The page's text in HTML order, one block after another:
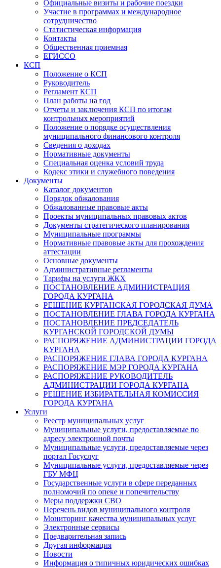
Официальные визиты и рабочие поездки
Участие в программах и международное
сотрудничество
Статистическая информация
Контакты
Общественная приемная
ЕГИССО
КСП
Положение о КСП
Руководитель
Регламент КСП
План работы на год
Отчеты и заключения КСП по итогам
контрольных мероприятий
Положение о порядке осуществления
муниципального финансового контроля
Сведения о доходах
Нормативные документы
Специальная оценка условий труда
Кодекс этики и служебного поведения
Документы
Каталог документов
Порядок обжалования
Обжалованные правовые акты
Проекты муниципальных правовых актов
Документы стратегического планирования
Муниципальные программы
Нормативные правовые акты для прохождения
аттестации
Основные документы
Административные регламенты
Тарифы на услуги ЖКХ
ПОСТАНОВЛЕНИЕ АДМИНИСТРАЦИЯ
ГОРОДА КУРГАНА
РЕШЕНИЕ КУРГАНСКАЯ ГОРОДСКАЯ ДУМА
ПОСТАНОВЛЕНИЕ ГЛАВА ГОРОДА КУРГАНА
ПОСТАНОВЛЕНИЕ ПРЕДСЕДАТЕЛЬ
КУРГАНСКОЙ ГОРОДСКОЙ ДУМЫ
РАСПОРЯЖЕНИЕ АДМИНИСТРАЦИИ ГОРОДА
КУРГАНА
РАСПОРЯЖЕНИЕ ГЛАВА ГОРОДА КУРГАНА
РАСПОРЯЖЕНИЕ МЭР ГОРОДА КУРГАНА
РАСПОРЯЖЕНИЕ РУКОВОДИТЕЛЬ
АДМИНИСТРАЦИИ ГОРОДА КУРГАНА
РЕШЕНИЕ ИЗБИРАТЕЛЬНАЯ КОМИССИЯ
ГОРОДА КУРГАНА
Услуги
Реестр муниципальных услуг
Муниципальные услуги, предоставляемые по
адресу электронной почты
Муниципальные услуги, предоставляемые через
портал Госуслуг
Муниципальные услуги, предоставляемые через
ГБУ МФЦ
Государственные услуги в сфере переданных
полномочий по опеке и попечительству
Меры поддержки СВО
Перечень видов муниципального контроля
Мониторинг качества муниципальных услуг
Электронные сервисы
Предварительная запись
Другая информация
Новости
Информация о типичных юридических ошибках